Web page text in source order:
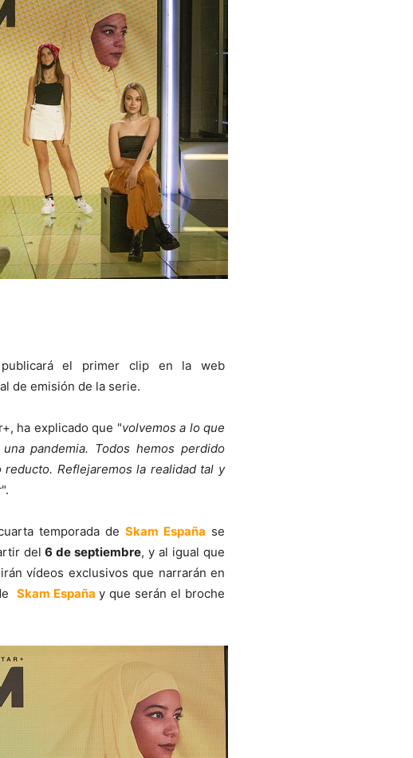
el primer clip en la web
de emisión de la serie.
ha explicado que "volvemos a lo que
pandemia. Todos hemos perdido
Reflejaremos la realidad tal y
".
temporada de Skam España se
del 6 de septiembre, y al igual que
vídeos exclusivos que narrarán en
Skam España y que serán el broche